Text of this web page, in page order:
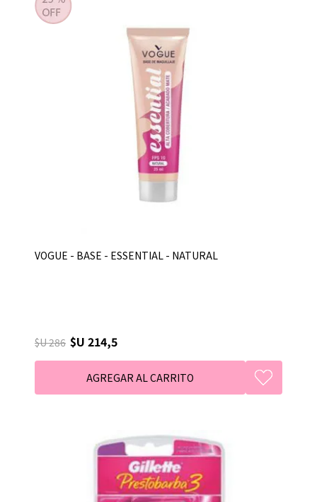
VOGUE - BASE - ESSENTIAL - NATURAL
$U 286 $U 214,5